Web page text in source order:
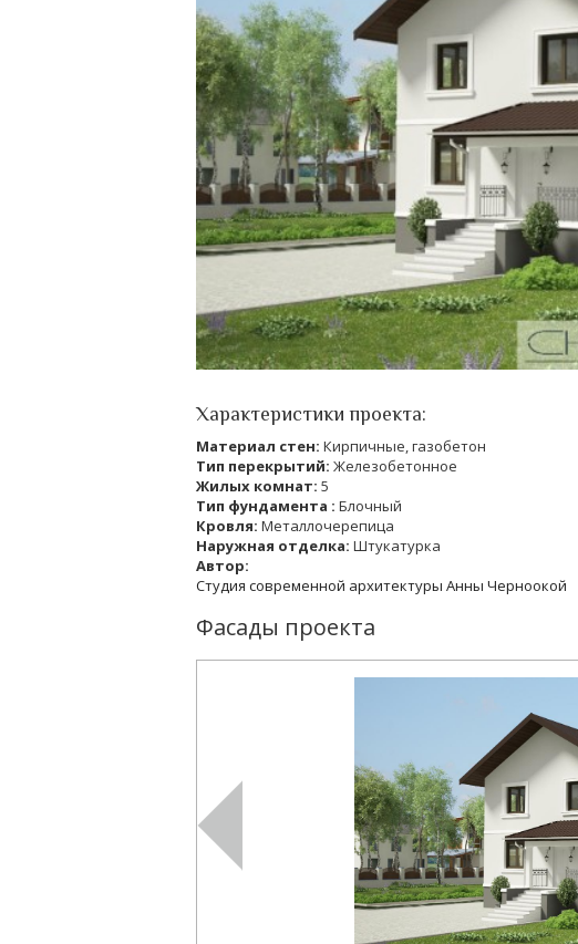
Характеристики проекта:
Материал стен: Кирпичные, газобетон
Тип перекрытий: Железобетонное
Жилых комнат: 5
Тип фундамента : Блочный
Кровля: Металлочерепица
Наружная отделка: Штукатурка
Автор:
Студия современной архитектуры Анны Черноокой
Фасады проекта